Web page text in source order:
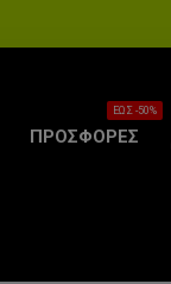
ΠΡΟΣΦΟΡΕΣ
ΕΩΣ -50%